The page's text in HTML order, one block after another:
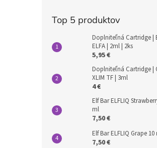
Top 5 produktov
Doplniteľná Cartridge |
ELFA | 2ml | 2ks
5,95 €
Doplniteľná Cartridge |
XLIM TF | 3ml
4 €
Elf Bar ELFLIQ
ml
7,50 €
Elf Bar ELFLIQ Grape 10
7,50 €